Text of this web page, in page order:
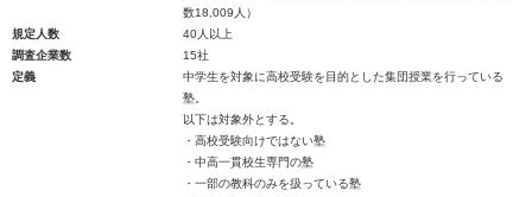
数18,009人）
規定人数
40人以上
調査企業数
15社
定義
中学生を対象に高校受験を目的とした集団授業を行っている
塾。
以下は対象外とする。
・高校受験向けではない塾
・中高一貫校生専門の塾
・一部の教科のみを扱っている塾